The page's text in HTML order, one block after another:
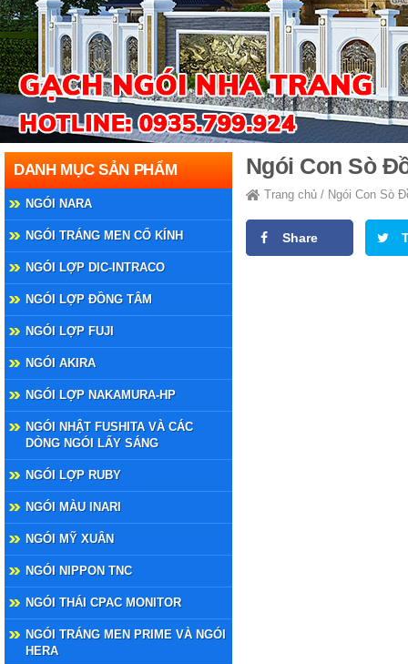
DANH MỤC SẢN PHẨM
NGÓI NARA
NGÓI TRÁNG MEN CỔ KÍNH
NGÓI LỢP DIC-INTRACO
NGÓI LỢP ĐỒNG TÂM
NGÓI LỢP FUJI
NGÓI AKIRA
NGÓI LỢP NAKAMURA-HP
NGÓI NHẬT FUSHITA VÀ CÁC
DÒNG NGÓI LẤY SÁNG
NGÓI LỢP RUBY
NGÓI MÀU INARI
NGÓI MỸ XUÂN
NGÓI NIPPON TNC
NGÓI THÁI CPAC MONITOR
NGÓI TRÁNG MEN PRIME VÀ NGÓI
HERA
Ngói Con Sò
Trang chủ / Ngói Con Sò
Share